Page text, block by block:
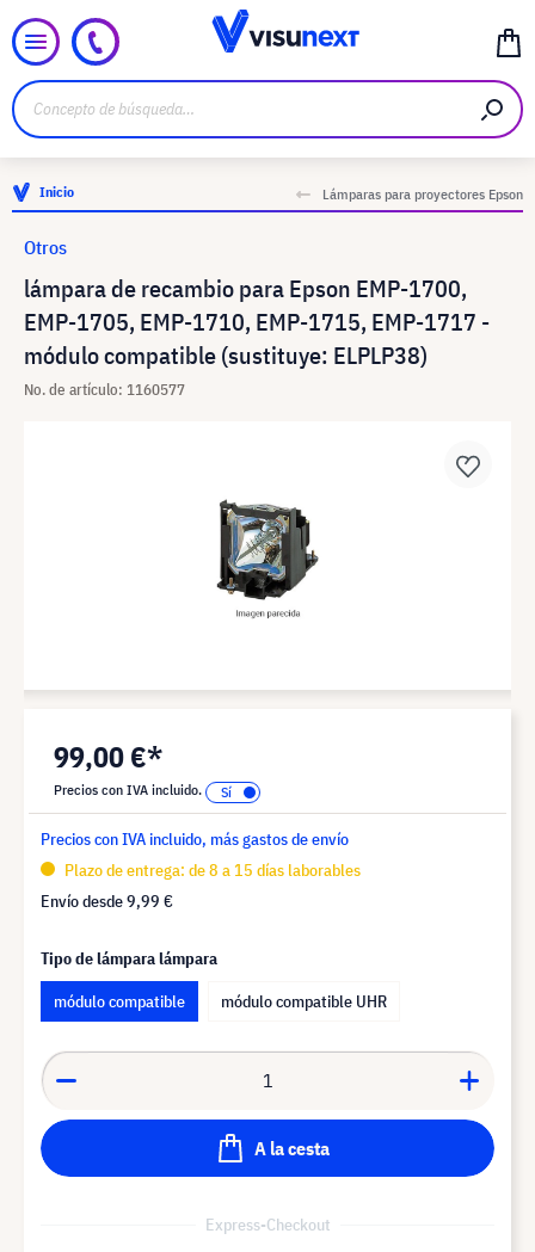
Inicio Lámparas para proyectores Epson
lámpara de recambio para Epson EMP-1700,
EMP-1705, EMP-1710, EMP-1715, EMP-1717 -
módulo compatible (sustituye: ELPLP38)
No. de artículo: 1160577
Otros
99,00 €*
Precios con IVA incluido.
Precios con IVA incluido, más gastos de envío
Plazo de entrega: de 8 a 15 días laborables
Envío desde9,99 €
Tipo de lámpara lámpara
módulo compatible
módulo compatible UHR
A la cesta
Express-Checkout